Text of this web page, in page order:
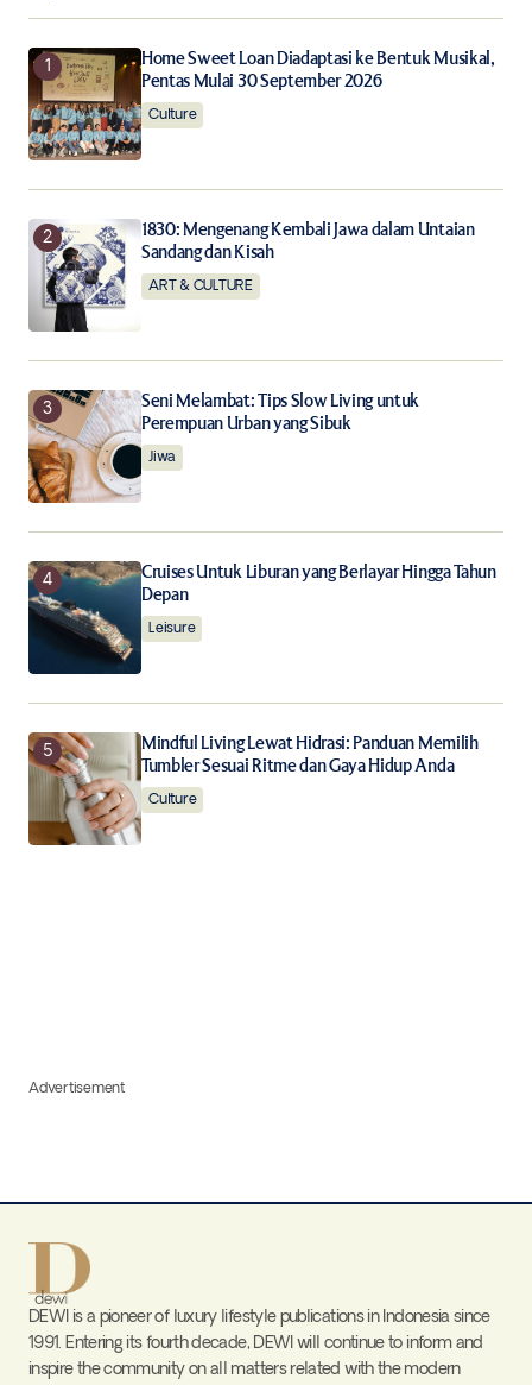
Home Sweet Loan Diadaptasi ke Bentuk Musikal,
Pentas Mulai 30 September 2026
Culture
1830: Mengenang Kembali Jawa dalam Untaian
Sandang dan Kisah
ART & CULTURE
Seni Melambat: Tips Slow Living untuk
Perempuan Urban yang Sibuk
Jiwa
Cruises Untuk Liburan yang Berlayar Hingga Tahun
Depan
Leisure
Mindful Living Lewat Hidrasi: Panduan Memilih
Tumbler Sesuai Ritme dan Gaya Hidup Anda
Culture
Advertisement
DEWI is a pioneer of luxury lifestyle publications in Indonesia since
1991. Entering its fourth decade, DEWI will continue to inform and
inspire the community on all matters related with the modern